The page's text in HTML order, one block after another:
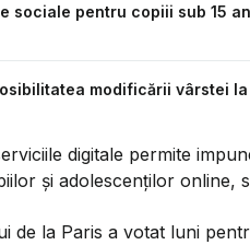
sociale pentru copiii sub 15
modificării vârstei
digitale permite
și adolescenților online,
de la Paris a votat luni